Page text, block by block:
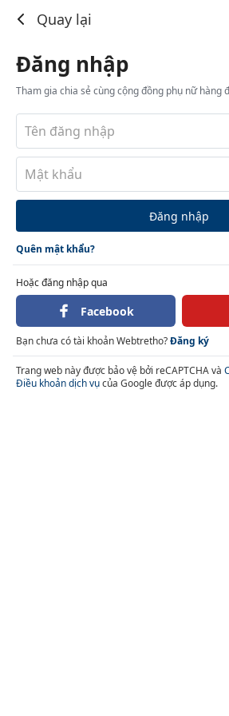
Quay lại
Đăng nhập
Tham gia chia sẻ cùng cộng đồng phụ nữ hàng
Đăng nhập
Quên mật khẩu?
Hoặc đăng nhập qua
Facebook
Bạn chưa có tài khoản Webtretho?Đăng ký
Trang web này được bảo vệ bởi reCAPTCHA và
Điều khoản dịch vụcủa Google được áp dụng.